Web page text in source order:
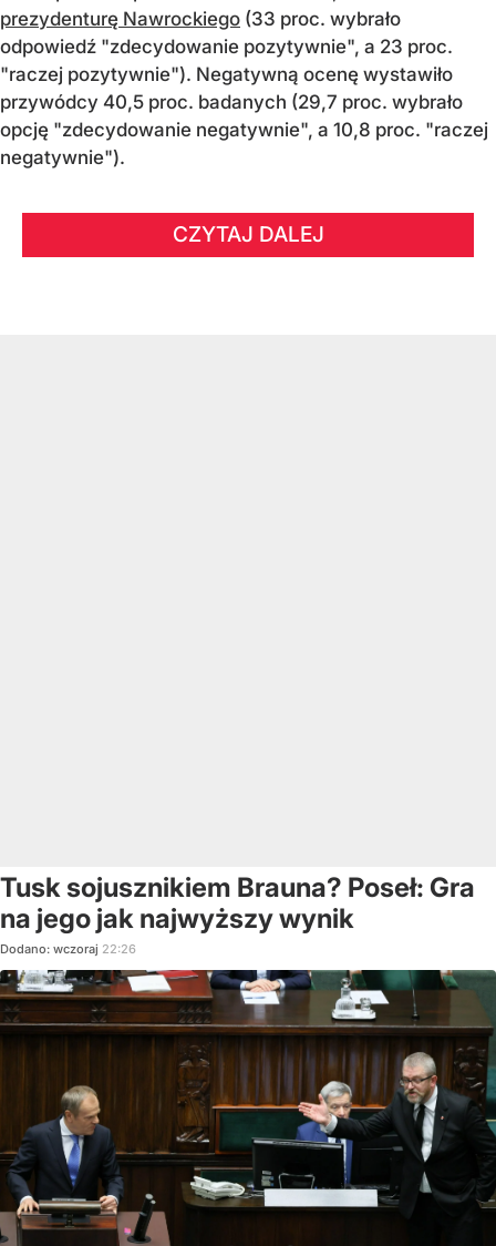
prezydenturę Nawrockiego (33 proc. wybrało
odpowiedź "zdecydowanie pozytywnie", a 23 proc.
"raczej pozytywnie"). Negatywną ocenę wystawiło
przywódcy 40,5 proc. badanych (29,7 proc. wybrało
opcję "zdecydowanie negatywnie", a 10,8 proc. "raczej
negatywnie").
CZYTAJ DALEJ
Tusk sojusznikiem Brauna? Poseł: Gra
na jego jak najwyższy wynik
Dodano: wczoraj 22:26